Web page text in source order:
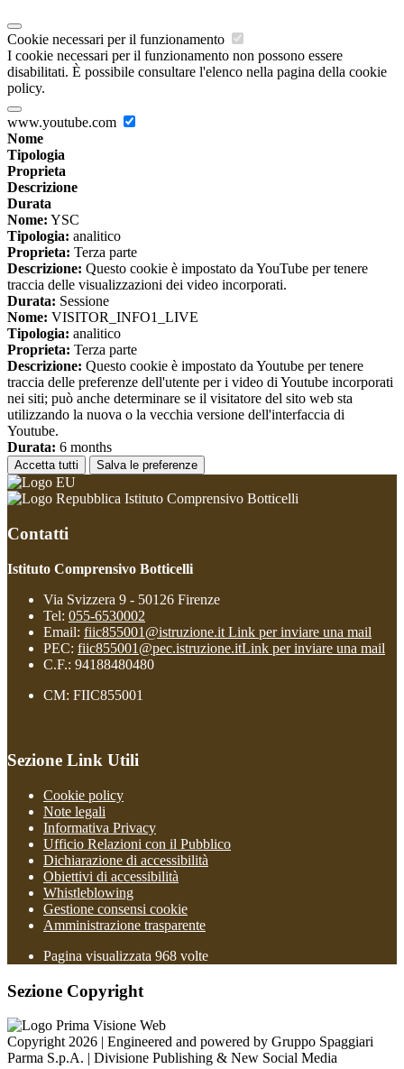
Cookie necessari per il funzionamento
I cookie necessari per il funzionamento non possono essere
disabilitati. È possibile consultare l'elenco nella pagina della cookie
policy.
www.youtube.com
Nome
Tipologia
Proprieta
Descrizione
Durata
Nome: YSC
Tipologia: analitico
Proprieta: Terza parte
Descrizione: Questo cookie è impostato da YouTube per tenere
traccia delle visualizzazioni dei video incorporati.
Durata: Sessione
Nome: VISITOR_INFO1_LIVE
Tipologia: analitico
Proprieta: Terza parte
Descrizione: Questo cookie è impostato da Youtube per tenere
traccia delle preferenze dell'utente per i video di Youtube incorporati
nei siti; può anche determinare se il visitatore del sito web sta
utilizzando la nuova o la vecchia versione dell'interfaccia di
Youtube.
Durata: 6 months
Accetta tutti Salva le preferenze
Istituto Comprensivo Botticelli
Contatti
Istituto Comprensivo Botticelli
Via Svizzera 9 - 50126 Firenze
Tel: 055-6530002
Email: fiic855001@istruzione.it Link per inviare una mail
PEC: fiic855001@pec.istruzione.itLink per inviare una mail
C.F.: 94188480480
CM: FIIC855001
Sezione Link Utili
Cookie policy
Note legali
Informativa Privacy
Ufficio Relazioni con il Pubblico
Dichiarazione di accessibilità
Obiettivi di accessibilità
Whistleblowing
Gestione consensi cookie
Amministrazione trasparente
Pagina visualizzata 968 volte
Sezione Copyright
Copyright 2026 | Engineered and powered by Gruppo Spaggiari
Parma S.p.A. | Divisione Publishing & New Social Media